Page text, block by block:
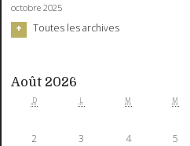
octobre 2025
Toutes les archives
Août 2026
D L M M
2
3 4 5